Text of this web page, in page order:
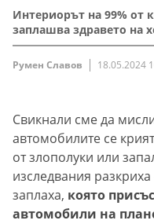
Интериорът на 99% от
заплашва здравето на
Румен Славов 18.05.2024
Свикнали сме да
автомобилите се
от злополуки или
изследвания
заплаха, която
автомобили на